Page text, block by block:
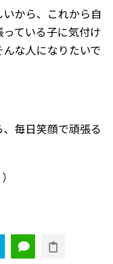
から、これから自
ている子に気付け
な人になりたいで
毎日笑顔で頑張る